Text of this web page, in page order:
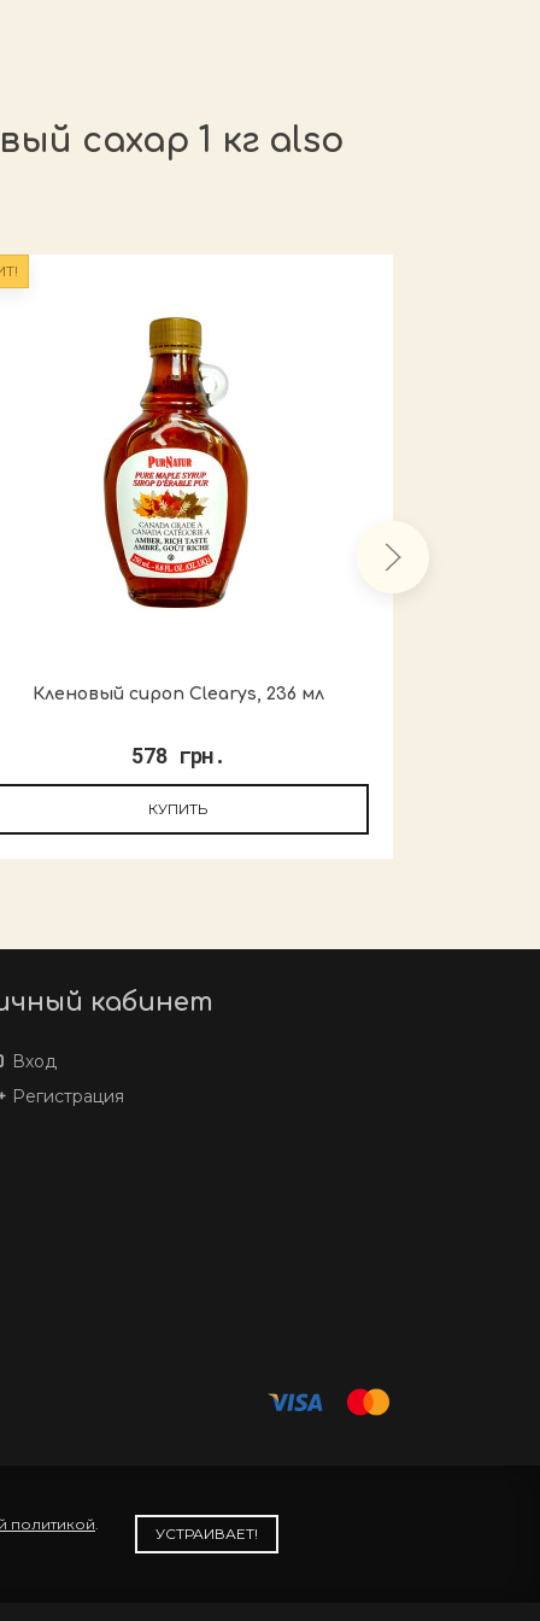
сахар 1 кг also
Кленовый сироп Clearys, 236 мл
578 грн.
КУПИТЬ
кабинет
Вход
Регистрация
политикой.
УСТРАИВАЕТ!